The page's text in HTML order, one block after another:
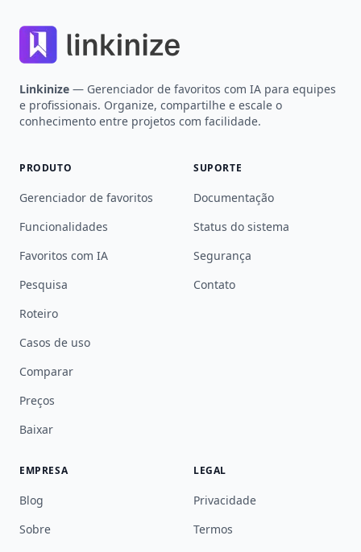
Linkinize — Gerenciador de favoritos com IA para equipes
e profissionais. Organize, compartilhe e escale o
conhecimento entre projetos com facilidade.
PRODUTO
Gerenciador de favoritos
Funcionalidades
Favoritos com IA
Pesquisa
Roteiro
Casos de uso
Comparar
Preços
Baixar
SUPORTE
Documentação
Status do sistema
Segurança
Contato
EMPRESA
Blog
Sobre
LEGAL
Privacidade
Termos